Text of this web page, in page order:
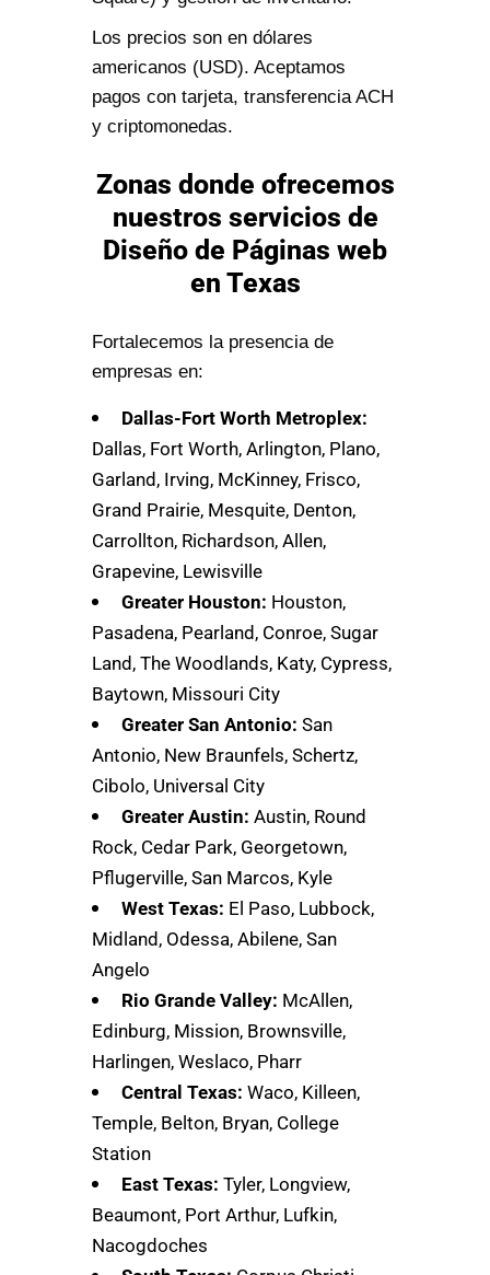
Los precios son en dólares
americanos (USD). Aceptamos
pagos con tarjeta, transferencia ACH
y criptomonedas.
Zonas donde ofrecemos
nuestros servicios de
Diseño de Páginas web
en Texas
Fortalecemos la presencia de
empresas en:
Dallas-Fort Worth Metroplex:
Dallas, Fort Worth, Arlington, Plano,
Garland, Irving, McKinney, Frisco,
Grand Prairie, Mesquite, Denton,
Carrollton, Richardson, Allen,
Grapevine, Lewisville
Greater Houston: Houston,
Pasadena, Pearland, Conroe, Sugar
Land, The Woodlands, Katy, Cypress,
Baytown, Missouri City
Greater San Antonio: San
Antonio, New Braunfels, Schertz,
Cibolo, Universal City
Greater Austin: Austin, Round
Rock, Cedar Park, Georgetown,
Pflugerville, San Marcos, Kyle
West Texas: El Paso, Lubbock,
Midland, Odessa, Abilene, San
Angelo
Rio Grande Valley: McAllen,
Edinburg, Mission, Brownsville,
Harlingen, Weslaco, Pharr
Central Texas: Waco, Killeen,
Temple, Belton, Bryan, College
Station
East Texas: Tyler, Longview,
Beaumont, Port Arthur, Lufkin,
Nacogdoches